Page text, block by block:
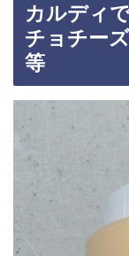
カルディ
チョチー
等